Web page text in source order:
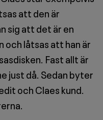
att den är
sig att det är en
och låtsas att han är
Fast allt är
just då. Sedan byter
och Claes kund.